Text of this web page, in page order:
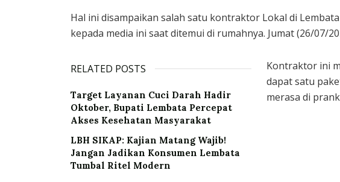
Hal ini disampaikan salah satu kontraktor Lokal di
kepada media ini saat ditemui di rumahnya. Jumat (26/07/
RELATED POSTS
Target Layanan Cuci Darah Hadir
Oktober, Bupati Lembata Percepat
Akses Kesehatan Masyarakat
LBH SIKAP: Kajian Matang Wajib!
Jangan Jadikan Konsumen Lembata
Tumbal Ritel Modern
Kontraktor ini
dapat satu
merasa di